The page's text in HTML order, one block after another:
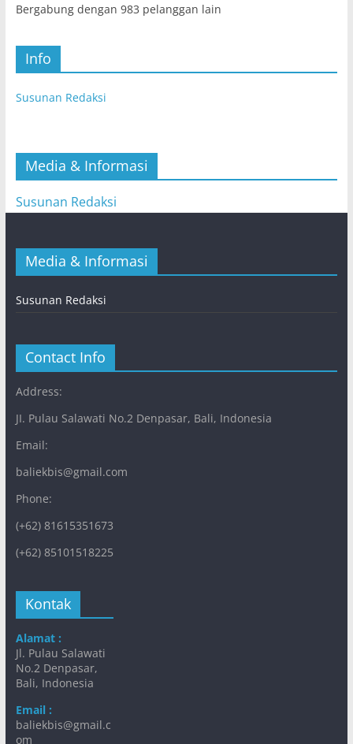
Bergabung dengan 983 pelanggan lain
Info
Susunan Redaksi
Media & Informasi
Susunan Redaksi
Media & Informasi
Susunan Redaksi
Contact Info
Address:
JI. Pulau Salawati No.2 Denpasar, Bali, Indonesia
Email:
baliekbis@gmail.com
Phone:
(+62) 81615351673
(+62) 85101518225
Kontak
Alamat :
Jl. Pulau Salawati
No.2 Denpasar,
Bali, Indonesia
Email :
baliekbis@gmail.c
om